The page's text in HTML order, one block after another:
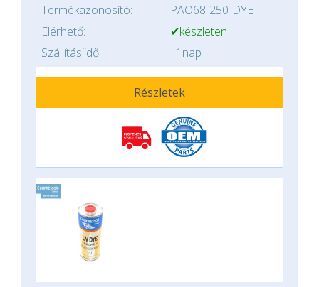
Termékazonosító:
PAO68-250-DYE
Elérhető:
✔készleten
Szállításiidő:
1nap
Részletek